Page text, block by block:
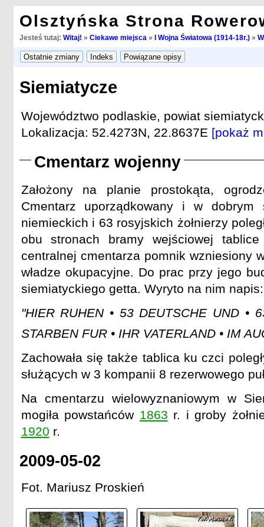
Olsztyńska Strona
Jesteś tutaj: Witaj! » Ciekawe miejsca » I Wojna Światowa (1914-18r.)»
Siemiatycze
Województwo podlaskie, powiat
Lokalizacja: 52.4273N, 22.8637E [pokaż
Cmentarz wojenny
Założony na planie prostokąta,
Cmentarz uporządkowany i w
niemieckich i 63 rosyjskich żołnierzy
obu stronach bramy wejściowej
centralnej cmentarza pomnik wzniesiony
władze okupacyjne. Do prac przy jego
siemiatyckiego getta. Wyryto na nim napis:
"HIER RUHEN • 53 DEUTSCHE UND •
STARBEN FUR • IHR VATERLAND • IM
Zachowała się także tablica ku czci
służących w 3 kompanii 8 rezerwowego
Na cmentarzu wielowyznaniowym w
mogiła powstańców 1863 r. i groby
1920 r.
2009-05-02
Fot. Mariusz Proskień